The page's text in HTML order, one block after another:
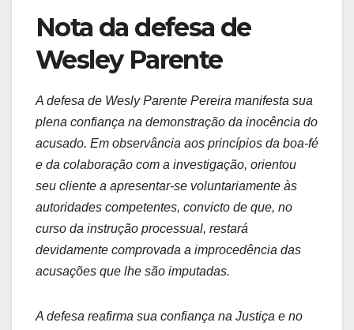
Nota da defesa de
Wesley Parente
A defesa de Wesly Parente Pereira manifesta sua
plena confiança na demonstração da inocência do
acusado. Em observância aos princípios da boa-fé
e da colaboração com a investigação, orientou
seu cliente a apresentar-se voluntariamente às
autoridades competentes, convicto de que, no
curso da instrução processual, restará
devidamente comprovada a improcedência das
acusações que lhe são imputadas.
A defesa reafirma sua confiança na Justiça e no